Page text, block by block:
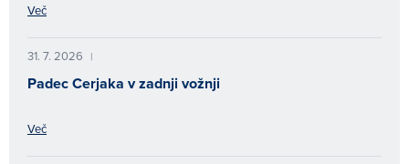
Več
31. 7. 2026 |
Padec Cerjaka v zadnji vožnji
Več